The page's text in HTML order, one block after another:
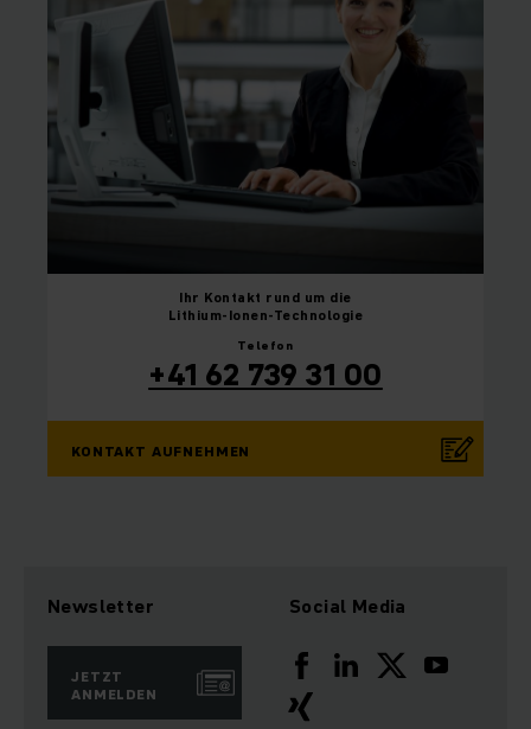
Ihr Kontakt rund um die
Lithium-Ionen-Technologie
Telefon
+41 62 739 31 00
KONTAKT AUFNEHMEN
Newsletter
JETZT
ANMELDEN
Social Media